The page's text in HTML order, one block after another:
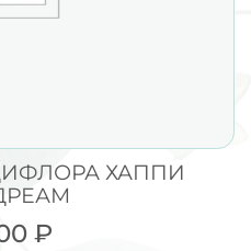
ХАППИ
₽